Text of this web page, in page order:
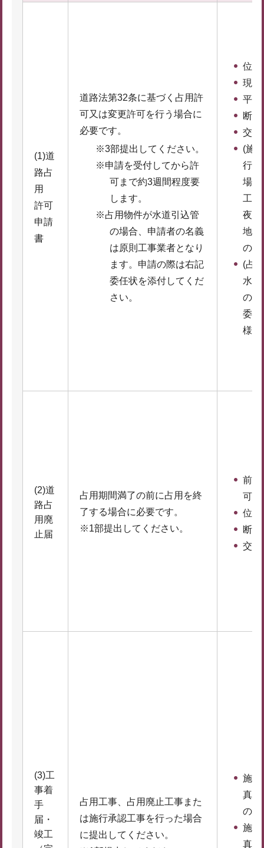
(1)道
路占
用
許可
申請
書
道路法第32条に基づく占用許
可又は変更許可を行う場合に
必要です。
※3部提出してください。
※申請を受付してから許
可まで約3週間程度要
します。
※占用物件が水道引込管
の場合、申請者の名義
は原則工事業者となり
ます。申請の際は右記
委任状を添付してくだ
さい。
位置
現場
平面
断面
交通
(施
行止
場合
工時
夜間
地元
の同
(占
水道
の場
委任
様式)
(2)道
路占
用廃
止届
占用期間満了の前に占用を終
了する場合に必要です。
※1部提出してください。
前回
可書
位置
断面
交通
(3)工
事着
手
届・
竣工
占用工事、占用廃止工事また
は施行承認工事を行った場合
に提出してください。
施工
真（
の場
施工
真（